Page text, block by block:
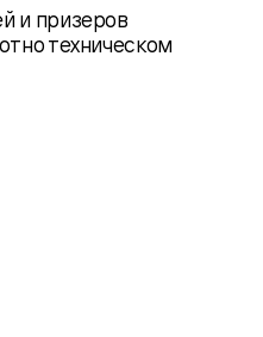
и призеров
техническом